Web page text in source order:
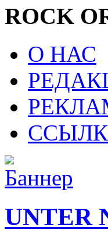
ROCK
О НАС
UNTER